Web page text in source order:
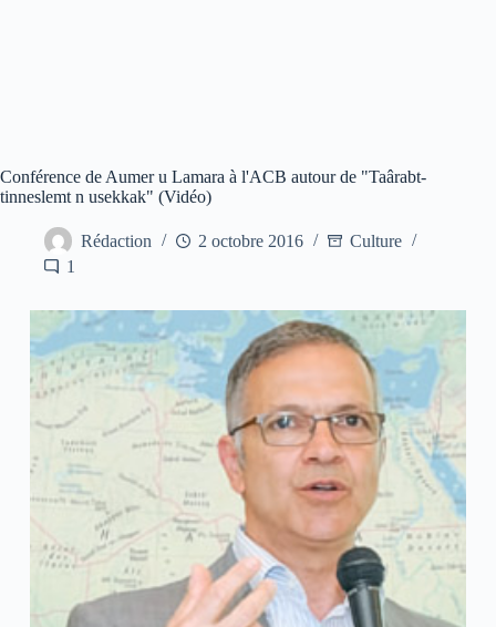
Conférence de Aumer u Lamara à l'ACB autour de "Taârabt-
tinneslemt n usekkak" (Vidéo)
Rédaction 2 octobre 2016
Culture
1